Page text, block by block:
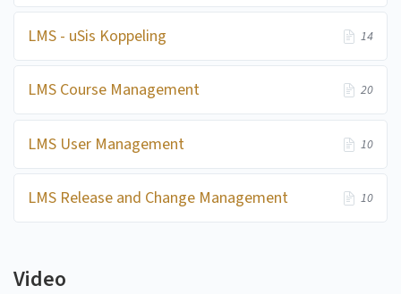
LMS - uSis Koppeling 14
LMS Course Management 20
LMS User Management 10
LMS Release and Change Management 10
Video